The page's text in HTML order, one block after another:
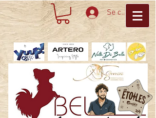
Se connecter